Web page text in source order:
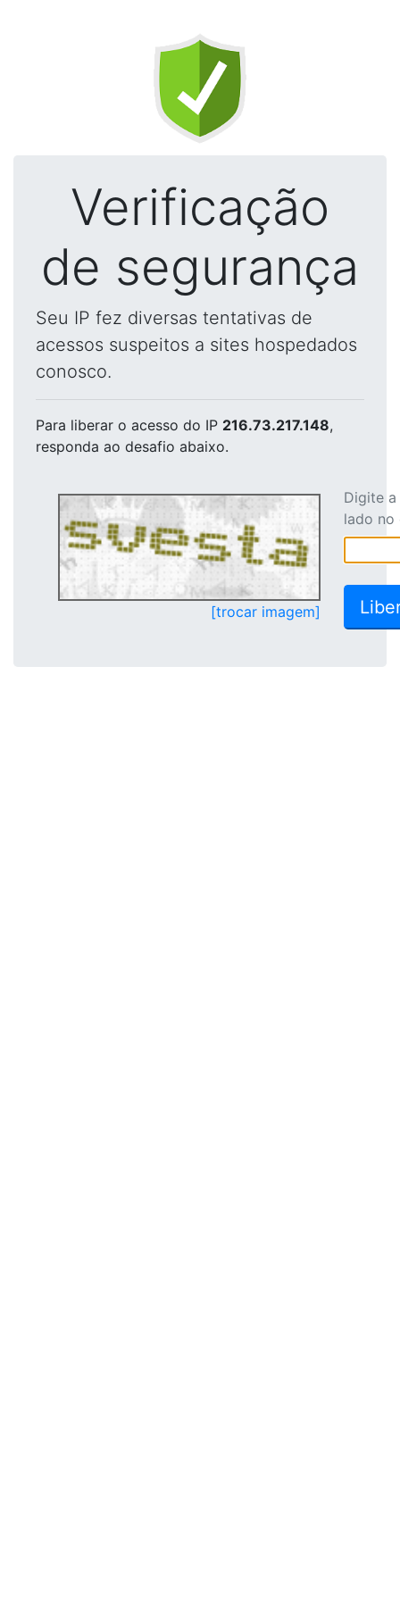
Verificação
de segurança
Seu IP fez diversas tentativas de
acessos suspeitos a sites hospedados
conosco.
Para liberar o acesso do IP 216.73.217.148,
responda ao desafio abaixo.
[trocar imagem]
Digite
lado no